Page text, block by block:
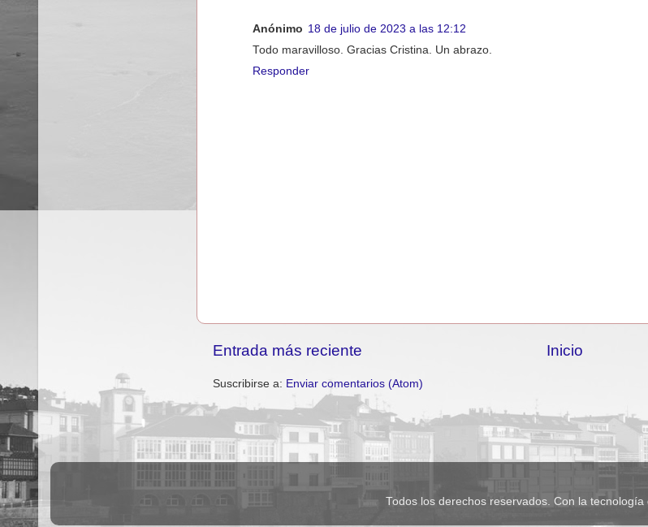
Anónimo 18 de julio de 2023 a las 12:12
Todo maravilloso. Gracias Cristina. Un abrazo.
Responder
Entrada más reciente Inicio
Suscribirse a: Enviar comentarios (Atom)
Todos los derechos reservados. Con la tecnología